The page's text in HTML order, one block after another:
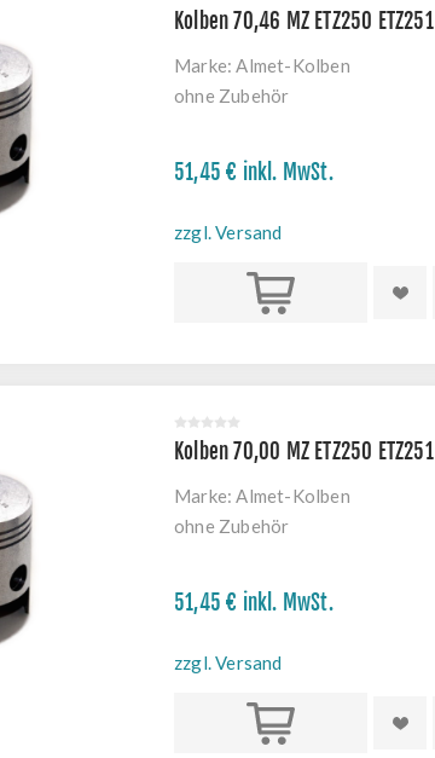
Kolben 70,46 MZ ETZ250
Marke: Almet-Kolben
ohne Zubehör
51,45 € inkl. MwSt.
zzgl. Versand
Kaufen
Kolben 70,00 MZ ETZ250
Marke: Almet-Kolben
ohne Zubehör
51,45 € inkl. MwSt.
zzgl. Versand
Kaufen